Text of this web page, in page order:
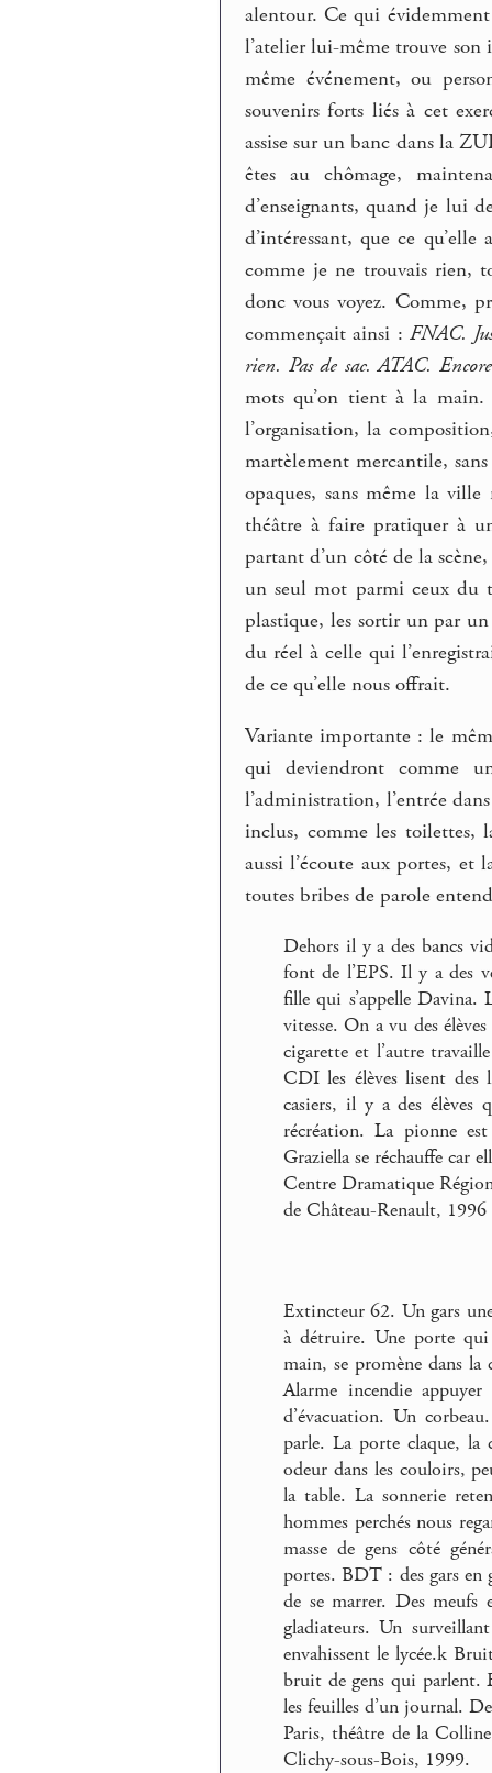
alentour. Ce qui
l’atelier lui-même trouve son
même événement, ou
souvenirs forts liés à cet
assise sur un banc dans la
êtes au chômage,
d’enseignants, quand je lui
d’intéressant, que ce
comme je ne trouvais rien,
donc vous voyez. Comme,
commençait ainsi : FNAC.
rien. Pas de sac. ATAC.
mots qu’on tient à la main.
l’organisation, la
martèlement mercantile,
opaques, sans même la
théâtre à faire pratiquer à
partant d’un côté de la
un seul mot parmi ceux du
plastique, les sortir un par
du réel à celle qui
de ce qu’elle nous offrait.
Variante importante : le
qui deviendront comme
l’administration, l’entrée
inclus, comme les toilettes,
aussi l’écoute aux portes, et
toutes bribes de parole
Dehors il y a des bancs
font de l’EPS. Il y a des
fille qui s’appelle Davina.
vitesse. On a vu des
cigarette et l’autre
CDI les élèves lisent
casiers, il y a des élèves
récréation. La pionne
Graziella se réchauffe car
Centre Dramatique
de Château-Renault, 1996
Extincteur 62. Un gars
à détruire. Une porte qui
main, se promène dans
Alarme incendie
d’évacuation. Un
parle. La porte claque, la
odeur dans les couloirs,
la table. La sonnerie
hommes perchés nous
masse de gens côté
portes. BDT : des gars en
de se marrer. Des meufs
gladiateurs. Un
envahissent le lycée.k
bruit de gens qui parlent.
les feuilles d’un journal.
Paris, théâtre de la
Clichy-sous-Bois, 1999.